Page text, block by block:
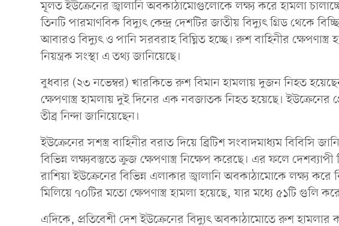
মূলত ইউক্রেনের জ্বালানি অবকাঠামোগুলোকে লক্ষ্য করে হামলা
তিনটি পারমাণবিক বিদ্যুৎ কেন্দ্র দেশটির জাতীয় বিদ্যুৎ গ্রিড থেকে
আবারও বিদ্যুৎ ও পানি সরবরাহ বিঘ্নিত হচ্ছে। রুশ বাহিনীর
নিয়ন্ত্রক সংস্থা এ তথ্য জানিয়েছে।
বুধবার (২৩ নভেম্বর) খারকিভে রুশ বিমান হামলায় দুজন নিহত
ক্ষেপণাস্ত্র হামলায় দুই দিনের এক নবজাতক নিহত হয়েছে। ইউক্রেনের
তীব্র নিন্দা জানিয়েছেন।
ইউক্রেনের সশস্ত্র বাহিনীর বরাত দিয়ে ব্রিটিশ সংবাদমাধ্যম বিবিসি
বিভিন্ন লক্ষ্যবস্তুতে ক্রুজ ক্ষেপণাস্ত্র নিক্ষেপ করেছে। এর ফলে
রাশিয়া ইউক্রেনের বিভিন্ন এলাকার জ্বালানি অবকাঠামোকে লক্ষ্য
মিলিয়ে ৭০টির মতো ক্ষেপণাস্ত্র হামলা হয়েছে, যার মধ্যে ৫১টি গুলি
এদিকে, প্রতিবেশী দেশ ইউক্রেনের বিদ্যুৎ অবকাঠামোতে রুশ হামলার